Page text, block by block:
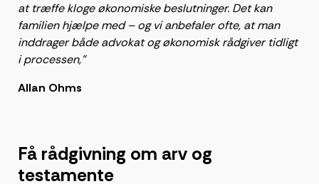
at træffe kloge økonomiske beslutninger. Det kan
familien hjælpe med – og vi anbefaler ofte, at man
inddrager både advokat og økonomisk rådgiver tidligt
i processen,”
Allan Ohms
Få rådgivning om arv og
testamente